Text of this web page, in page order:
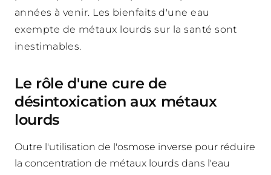
années à venir. Les bienfaits d'une eau
exempte de métaux lourds sur la santé sont
inestimables.
Le rôle d'une cure de
désintoxication aux métaux
lourds
Outre l'utilisation de l'osmose inverse pour réduire
la concentration de métaux lourds dans l'eau